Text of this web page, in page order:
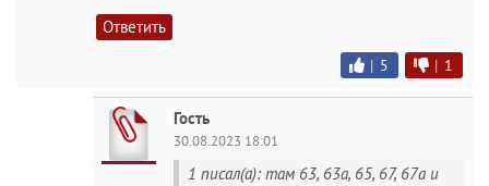
Ответить
| 5 | 1
Гость
30.08.2023 18:01
1 писал(а): там 63, 63а, 65, 67, 67а и